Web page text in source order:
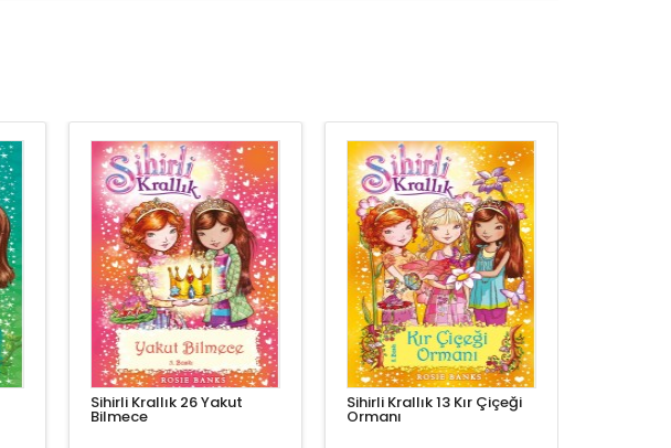
Sihirli Krallık 26 Yakut
Bilmece
Sihirli Krallık 13 Kır Çiçeği
Ormanı